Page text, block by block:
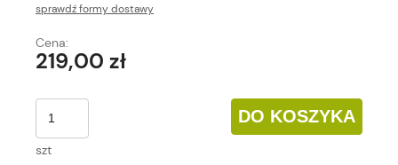
Cena nie zawiera ewentualnych kosztów płatności
sprawdź formy dostawy
Cena:
219,00 zł
szt
DO KOSZYKA